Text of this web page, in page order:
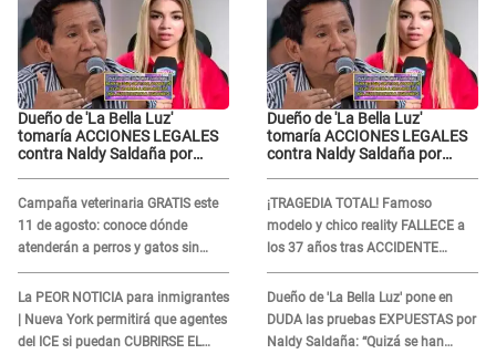
Dueño de 'La Bella Luz'
tomaría ACCIONES LEGALES
contra Naldy Saldaña por
Campaña veterinaria GRATIS este
11 de agosto: conoce dónde
atenderán a perros y gatos sin
costo
La PEOR NOTICIA para inmigrantes
| Nueva York permitirá que agentes
del ICE si puedan CUBRIRSE EL
Dueño de 'La Bella Luz'
tomaría ACCIONES LEGALES
contra Naldy Saldaña por
¡TRAGEDIA TOTAL! Famoso
modelo y chico reality FALLECE a
los 37 años tras ACCIDENTE
durante la grabación de un
comercial
Dueño de 'La Bella Luz' pone en
DUDA las pruebas EXPUESTAS por
Naldy Saldaña: “Quizá se han